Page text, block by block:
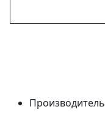
Производитель